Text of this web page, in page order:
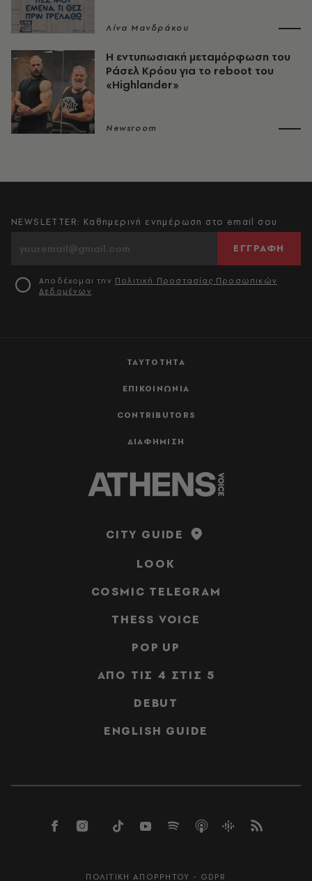
Λίνα Μανδράκου
Η εντυπωσιακή μεταμόρφωση του
Ράσελ Κρόου για το reboot του
«Highlander»
Newsroom
ΤΑΥΤΟΤΗΤΑ
ΕΠΙΚΟΙΝΩΝΙΑ
CONTRIBUTORS
ΔΙΑΦΗΜΙΣΗ
NEWSLETTER: Καθημερινή ενημέρωση στο email σου
ΕΓΓΡΑΦΗ
Αποδέχομαι την Πολιτική Προστασίας Προσωπικών
Δεδομένων
CITY GUIDE
LOOK
COSMIC TELEGRAM
THESS VOICE
POP UP
ΑΠΟ ΤΙΣ 4 ΣΤΙΣ 5
DEBUT
ENGLISH GUIDE
ΠΟΛΙΤΙΚΗ ΑΠΟΡΡΗΤΟΥ - GDPR